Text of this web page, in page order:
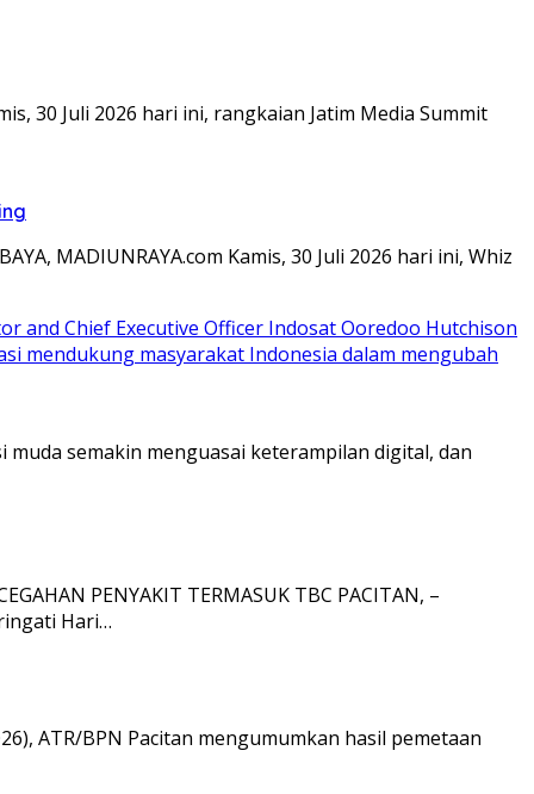
30 Juli 2026 hari ini, rangkaian Jatim Media Summit
MADIUNRAYA.com Kamis, 30 Juli 2026 hari ini, Whiz
muda semakin menguasai keterampilan digital, dan
PENYAKIT TERMASUK TBC PACITAN, –
Hari…
ATR/BPN Pacitan mengumumkan hasil pemetaan